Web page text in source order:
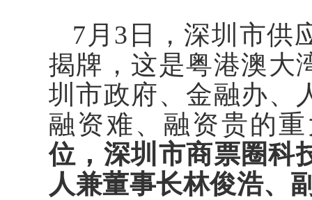
7月3日，深圳市供
揭牌，这是粤港澳大
圳市政府、金融办、
融资难、融资贵的
位，深圳市商票圈科
人兼董事长林俊浩、